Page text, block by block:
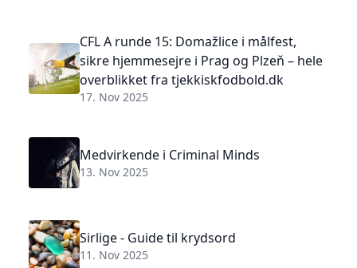
CFL A runde 15: Domažlice i målfest,
sikre hjemmesejre i Prag og Plzeň – hele
overblikket fra tjekkiskfodbold.dk
17. Nov 2025
Medvirkende i Criminal Minds
13. Nov 2025
Sirlige - Guide til krydsord
11. Nov 2025